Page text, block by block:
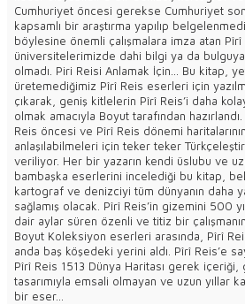
Cumhuriyet öncesi gerekse Cumhuriyet
kapsamlı bir araştırma yapılıp
böylesine önemli çalışmalara imza atan
üniversitelerimizde dahi bilgi ya da
olmadı. Piri Reisi Anlamak İçin... Bu kitap,
üretemediğimiz Pîrî Reis eserleri için
çıkarak, geniş kitlelerin Pîrî Reis’i daha
olmak amacıyla Boyut tarafından
Reis öncesi ve Pîrî Reis dönemi
anlaşılabilmeleri için teker teker
veriliyor. Her bir yazarın kendi üslubu ve
bambaşka eserlerini incelediği bu kitap,
kartograf ve denizciyi tüm dünyanın daha
sağlamış olacak. Pîrî Reis’in gizemini 500
dair aylar süren özenli ve titiz bir
Boyut Koleksiyon eserleri arasında, Pîrî
anda baş köşedeki yerini aldı. Pîrî Reis’e
Pîrî Reis 1513 Dünya Haritası gerek
tasarımıyla emsali olmayan ve uzun yıllar
bir eser...